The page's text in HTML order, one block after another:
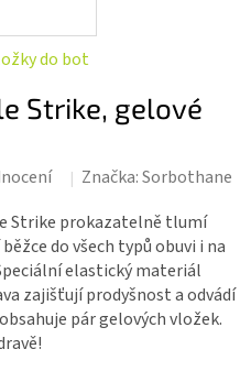
do bot
Strike, gelové
Značka:Sorbothane
Strike prokazatelně tlumí
do všech typů obuvi i na
elastický materiál
zajišťují prodyšnost a odvádí
pár gelových vložek.